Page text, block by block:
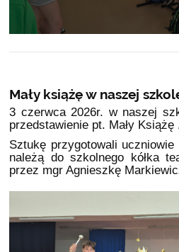
Mały książę w naszej
3 czerwca 2026r. w naszej
przedstawienie pt. Mały Książę
Sztukę przygotowali
należą do szkolnego kółka
przez mgr Agnieszkę